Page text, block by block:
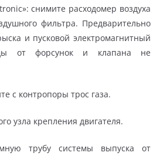
снимите расходомер воздуха
фильтра. Предварительно
и пусковой электромагнитный
от форсунок и клапана не
с контропоры трос газа.
узла крепления двигателя.
трубу системы выпуска от